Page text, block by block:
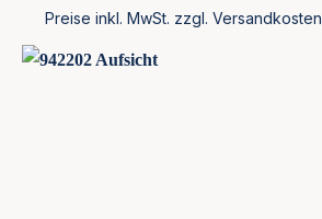
Preise inkl. MwSt. zzgl. Versandkosten